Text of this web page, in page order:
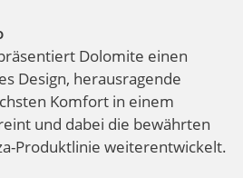
Dolomite einen
Design, herausragende
Komfort in einem
und dabei die bewährten
Produktlinie weiterentwickelt.